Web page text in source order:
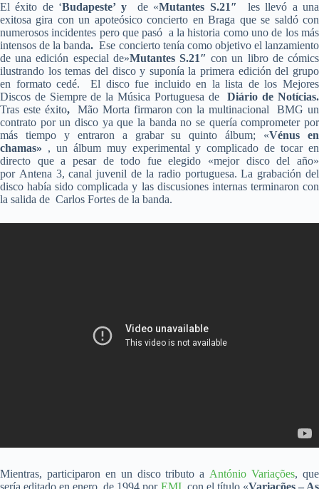
El éxito de ‘Budapeste’ y de «Mutantes S.21″
les llevó a una
exitosa gira con un apoteósico concierto en Braga que se saldó con
numerosos incidentes pero que pasó a la historia como uno de los más
intensos de la banda. Ese concierto tenía como objetivo el lanzamiento
de una edición especial de»Mutantes S.21″con un libro de cómics
ilustrando los temas del disco y suponía la primera edición del grupo
en formato cedé. El disco fue incluido en la lista de los Mejores
Discos de Siempre de la Música Portuguesa deDiário de Notícias.
Tras este éxito,
Mão Morta firmaron con la multinacional BMG un
contrato por un disco ya que la banda no se quería comprometer por
más tiempo y entraron a grabar su quinto álbum; «Vénus en
chamas» , un álbum muy experimental y complicado de tocar en
directo que a pesar de todo fue elegido «mejor disco del año»
por Antena 3, canal juvenil de la radio portuguesa. La grabación del
disco había sido complicada y las discusiones internas terminaron con
la salida de Carlos Fortes de la banda.
Mientras, participaron en un disco tributo a António Variações, que
sería editado en enero de 1994 por EMI, con el título «Variações – As